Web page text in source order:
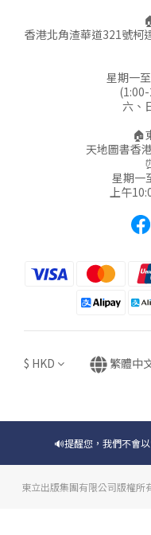
香港北角渣華道321號柯
星期一
六、
🏠
天地圖書香
星期一
上午
$ HKD 繁體中
🔊提醒您，我們不會
東立出版集團有限公司版權